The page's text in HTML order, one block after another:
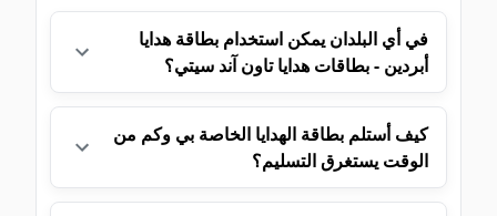
في أي البلدان يمكن استخدام بطاقة هدايا
أبردين - بطاقات هدايا تاون آند سيتي؟
كيف أستلم بطاقة الهدايا الخاصة بي وكم من
الوقت يستغرق التسليم؟